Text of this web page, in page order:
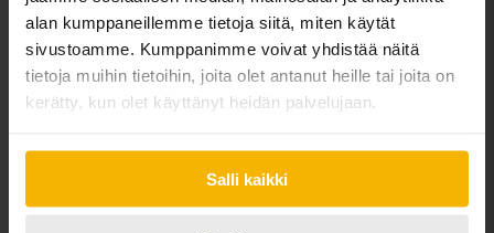
alan kumppaneillemme tietoja siitä, miten käytät
sivustoamme. Kumppanimme voivat yhdistää näitä
tietoja muihin tietoihin, joita olet antanut heille tai joita on
kerätty, kun olet käyttänyt heidän palvelujaan.
Salli kaikki
xDrive 20d, F26
2016
149 570 km
Diesel
Åkersberga (Runö)
Osta suoraan 187 800 SEK
Rahoituksen kanssa
1 601 SEK/kk